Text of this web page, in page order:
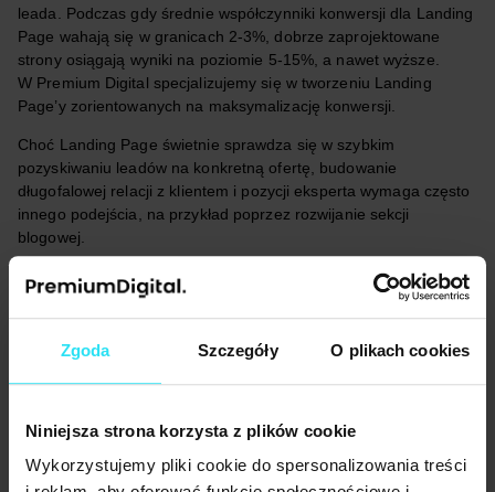
Zgoda Szczegóły O plikach cookies
Niniejsza strona korzysta z plików cookie
Wykorzystujemy pliki cookie do spersonalizowania treści
leada. Podczas gdy średnie współczynniki konwersji dla Landing
Page wahają się w granicach 2-3%, dobrze zaprojektowane
strony osiągają wyniki na poziomie 5-15%, a nawet wyższe.
W Premium Digital specjalizujemy się w tworzeniu Landing
Page’y zorientowanych na maksymalizację konwersji.
Choć Landing Page świetnie sprawdza się w szybkim
pozyskiwaniu leadów na konkretną ofertę, budowanie
długofalowej relacji z klientem i pozycji eksperta wymaga często
innego podejścia, na przykład poprzez rozwijanie sekcji
blogowej.
Blog firmowy na stronie
internetowej
w pozyskiwaniu nowych leadówpoprzez content marketing
wsparty przezcopywriting SEO. To strategiczne narzędzie